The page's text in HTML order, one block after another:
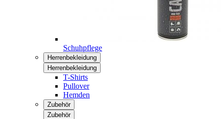
Schuhpflege
Herrenbekleidung
Herrenbekleidung
T-Shirts
Pullover
Hemden
Zubehör
Zubehör